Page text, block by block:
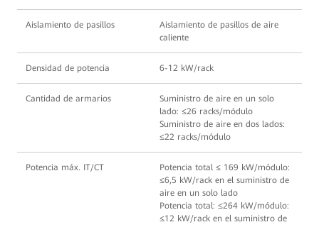
Aislamiento de pasillos
Aislamiento de pasillos de aire
caliente
Densidad de potencia 6-12 kW/rack
Cantidad de armarios
Suministro de aire en un solo
lado: ≤26 racks/módulo
Suministro de aire en dos lados:
≤22 racks/módulo
Potencia máx. IT/CT
Potencia total ≤ 169 kW/módulo:
≤6,5 kW/rack en el suministro de
aire en un solo lado
Potencia total: ≤264 kW/módulo:
≤12 kW/rack en el suministro de